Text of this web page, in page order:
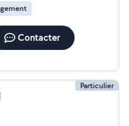
Contacter
Particulier